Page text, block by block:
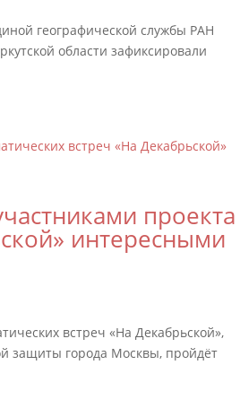
географической службы РАН
области зафиксировали
проекта
интересными
встреч «На Декабрьской»,
защиты города Москвы, пройдёт